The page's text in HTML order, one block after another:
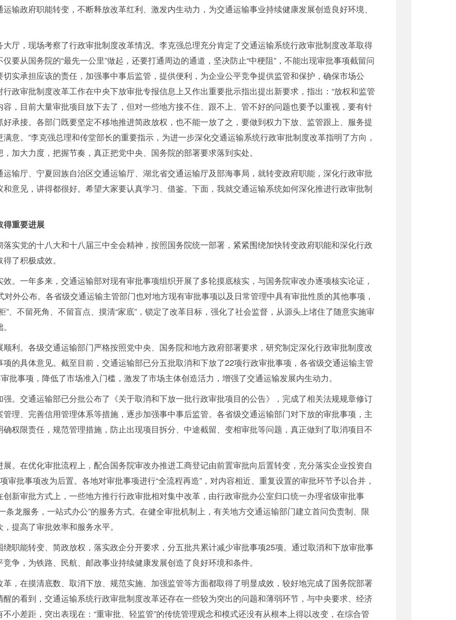
输政府职能转变，不断释放改革红利、激发内生动力，为交通运输事业持续健康发展创造良好环境、
大厅，现场考察了行政审批制度改革情况。李克强总理充分肯定了交通运输系统行政审批制度改革取得
要从国务院的“最先一公里”做起，还要打通周边的通道，坚决防止“中梗阻”，不能出现审批事项截留问
实承担应该的责任，加强事中事后监管，提供便利，为企业公平竞争提供监管和保护，确保市场公
行政审批制度改革工作在中央下放审批专报信息上又作出重要批示指出提出新要求，指出：“放权和监管
，目前大量审批项目放下去了，但对一些地方接不住、跟不上、管不好的问题也要予以重视，要有针
承接。各部门既要坚定不移地推进简政放权，也不能一放了之，要做到权力下放、监管跟上、服务提
意。”李克强总理和传堂部长的重要指示，为进一步深化交通运输系统行政审批制度改革指明了方向，
加大力度，把握节奏，真正把党中央、国务院的部署要求落到实处。
厅、宁夏回族自治区交通运输厅、湖北省交通运输厅及部海事局，就转变政府职能，深化行政审批
意见，讲得都很好。希望大家要认真学习、借鉴。下面，我就交通运输系统如何深化推进行政审批制
重要进展
党的十八大和十八届三中全会精神，按照国务院统一部署，紧紧围绕加快转变政府职能和深化行政
了积极成效。
一年多来，交通运输部对现有审批事项组织开展了多轮摸底核实，与国务院审改办逐项核实论证，
外公布。各省级交通运输主管部门也对地方现有审批事项以及日常管理中具有审批性质的其他事项，
、不留死角、不留盲点、摸清“家底”，锁定了改革目标，强化了社会监督，从源头上堵住了随意实施审
。各级交通运输部门严格按照党中央、国务院和地方政府部署要求，研究制定深化行政审批制度改
的具体意见。截至目前，交通运输部已分五批取消和下放了22项行政审批事项，各省级交通运输主管
批事项，降低了市场准入门槛，激发了市场主体创造活力，增强了交通运输发展内生动力。
交通运输部已分批公布了《关于取消和下放一批行政审批项目的公告》，完成了相关法规规章修订
理、完善信用管理体系等措施，逐步加强事中事后监管。各省级交通运输部门对下放的审批事项，主
权限责任，规范管理措施，防止出现项目拆分、中途截留、变相审批等问题，真正做到了取消项目不
在优化审批流程上，配合国务院审改办推进工商登记由前置审批向后置转变，充分落实企业投资自
审批事项改为后置。各地对审批事项进行“全流程再造”，对内容相近、重复设置的审批环节予以合并，
新审批方式上，一些地方推行行政审批相对集中改革，由行政审批办公室归口统一办理省级审批事
条龙服务，一站式办公”的服务方式。在健全审批机制上，有关地方交通运输部门建立首问负责制、限
提高了审批效率和服务水平。
能转变、简政放权，落实政企分开要求，分五批共累计减少审批事项25项。通过取消和下放审批事
争，为铁路、民航、邮政事业持续健康发展创造了良好环境和条件。
在摸清底数、取消下放、规范实施、加强监管等方面都取得了明显成效，较好地完成了国务院部署
的看到，交通运输系统行政审批制度改革还存在一些较为突出的问题和薄弱环节，与中央要求、经济
小差距，突出表现在：“重审批、轻监管”的传统管理观念和模式还没有从根本上得以改变，在综合管